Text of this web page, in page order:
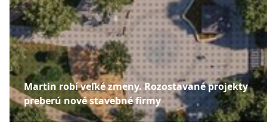
Martin robí veľké zmeny. Rozostavané projekty
preberú nové stavebné firmy